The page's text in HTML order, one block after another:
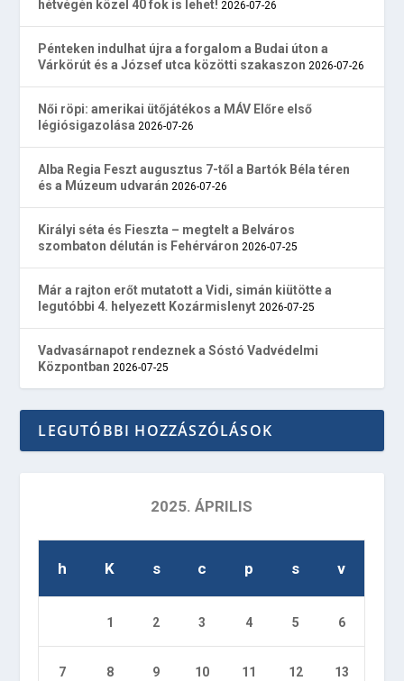
hétvégén közel 40 fok is lehet! 2026-07-26
Pénteken indulhat újra a forgalom a Budai úton a
Várkörút és a József utca közötti szakaszon 2026-07-26
Női röpi: amerikai ütőjátékos a MÁV Előre első
légiósigazolása 2026-07-26
Alba Regia Feszt augusztus 7-től a Bartók Béla téren
és a Múzeum udvarán 2026-07-26
Királyi séta és Fieszta – megtelt a Belváros
szombaton délután is Fehérváron 2026-07-25
Már a rajton erőt mutatott a Vidi, simán kiütötte a
legutóbbi 4. helyezett Kozármislenyt 2026-07-25
Vadvasárnapot rendeznek a Sóstó Vadvédelmi
Központban 2026-07-25
LEGUTÓBBI HOZZÁSZÓLÁSOK
2025. ÁPRILIS
h K s c p s v
1 2 3 4 5 6
7 8 9 10 11 12 13